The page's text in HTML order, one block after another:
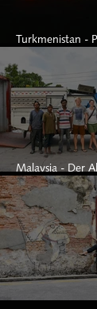
Turkmenistan -
Malaysia - Der
unserer Reise